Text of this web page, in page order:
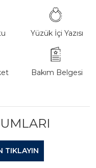
Yüzük İçi Yazısı
Bakım Belgesi
TIKLAYIN